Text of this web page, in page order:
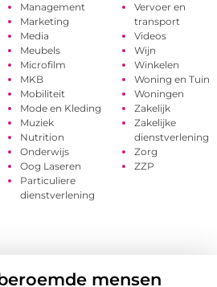
Management
Marketing
Media
Meubels
Microfilm
MKB
Mobiliteit
Mode en Kleding
Muziek
Nutrition
Onderwijs
Oog Laseren
Particuliere
dienstverlening
Vervoer en
transport
Videos
Wijn
Winkelen
Woning en Tuin
Woningen
Zakelijk
Zakelijke
dienstverlening
Zorg
ZZP
mensen